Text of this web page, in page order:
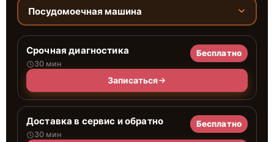
Посудомоечная машина
Срочная диагностика
30 мин
Бесплатно
Записаться
Доставка в сервис и обратно
30 мин
Бесплатно